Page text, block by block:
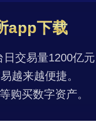
app下载
交易量1200亿元
越来越便捷。
购买数字资产。